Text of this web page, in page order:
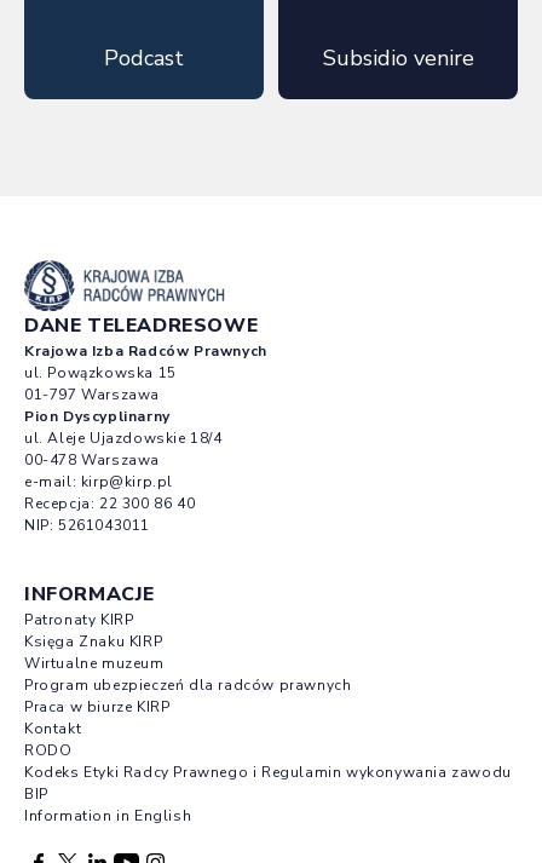
Podcast Subsidio venire
DANE TELEADRESOWE
Krajowa Izba Radców Prawnych
ul. Powązkowska 15
01-797 Warszawa
Pion Dyscyplinarny
ul. Aleje Ujazdowskie 18/4
00-478 Warszawa
e-mail: kirp@kirp.pl
Recepcja: 22 300 86 40
NIP: 5261043011
INFORMACJE
Patronaty KIRP
Księga Znaku KIRP
Wirtualne muzeum
Program ubezpieczeń dla radców prawnych
Praca w biurze KIRP
Kontakt
RODO
Kodeks Etyki Radcy Prawnego i Regulamin wykonywania zawodu
BIP
Information in English